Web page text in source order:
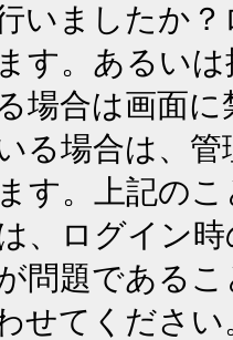
いましたか
す。あるい
場合は画面
る場合は、
す。上記の
、ログイン
問題である
せてください